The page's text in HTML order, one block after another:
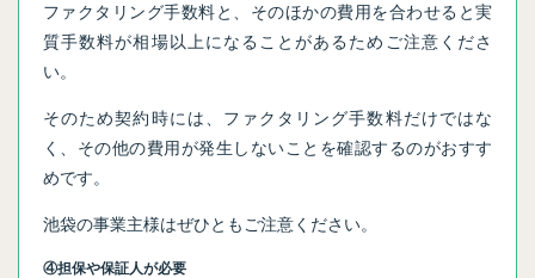
ファクタリング手数料と、そのほかの費用を合わせると実
質手数料が相場以上になることがあるためご注意くださ
い。
そのため契約時には、ファクタリング手数料だけではな
く、その他の費用が発生しないことを確認するのがおすす
めです。
池袋の事業主様はぜひともご注意ください。
④担保や保証人が必要